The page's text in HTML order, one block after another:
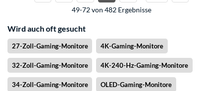
49-72 von 482 Ergebnisse
Wird auch oft gesucht
27-Zoll-Gaming-Monitore 4K-Gaming-Monitore
32-Zoll-Gaming-Monitore 4K-240-Hz-Gaming-Monitore
34-Zoll-Gaming-Monitore OLED-Gaming-Monitore